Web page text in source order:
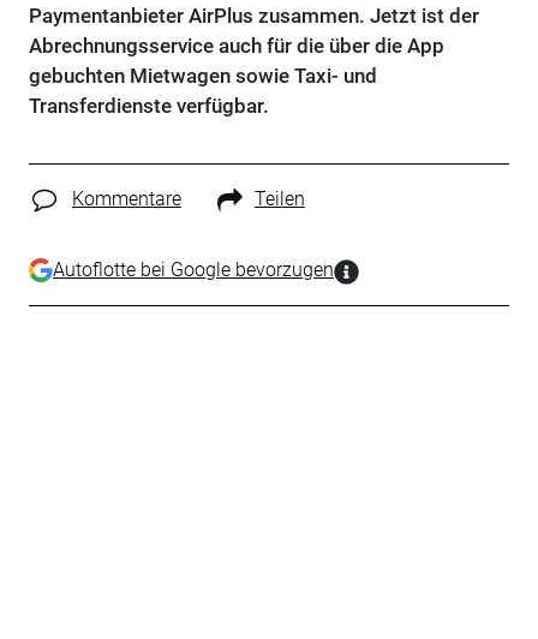
Paymentanbieter AirPlus zusammen. Jetzt ist der
Abrechnungsservice auch für die über die App
gebuchten Mietwagen sowie Taxi- und
Transferdienste verfügbar.
Kommentare Teilen
Autoflotte bei Google bevorzugen